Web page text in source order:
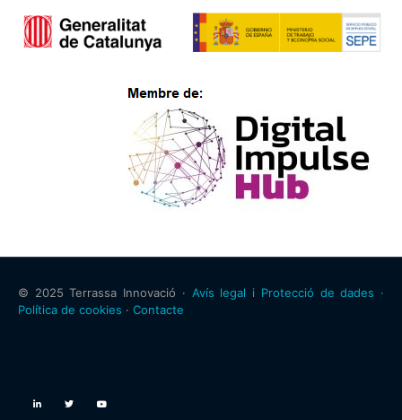
© 2025 Terrassa Innovació · Avís legal i Protecció de dades ·
Política de cookies · Contacte